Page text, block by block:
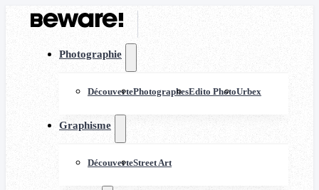
Photographie
DécouvertePhotographesEdito PhotoUrbex
Graphisme
DécouverteStreet Art